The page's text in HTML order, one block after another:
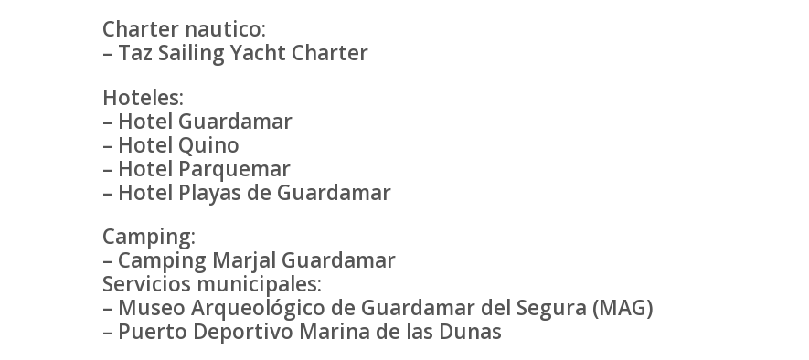
Charter nautico:
– Taz Sailing Yacht Charter
Hoteles:
– Hotel Guardamar
– Hotel Quino
– Hotel Parquemar
– Hotel Playas de Guardamar
Camping:
– Camping Marjal Guardamar
Servicios municipales:
– Museo Arqueológico de Guardamar del Segura (MAG)
– Puerto Deportivo Marina de las Dunas